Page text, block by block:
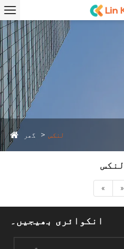
گھر لنکس
لنکس
« »
انکوائری بھیجیں۔